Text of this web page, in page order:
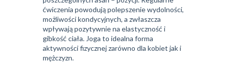
ćwiczenia powodują polepszenie wydolności,
możliwości kondycyjnych, a zwłaszcza
wpływają pozytywnie na elastyczność i
gibkość ciała. Joga to idealna forma
aktywności fizycznej zarówno dla kobiet jak i
mężczyzn.